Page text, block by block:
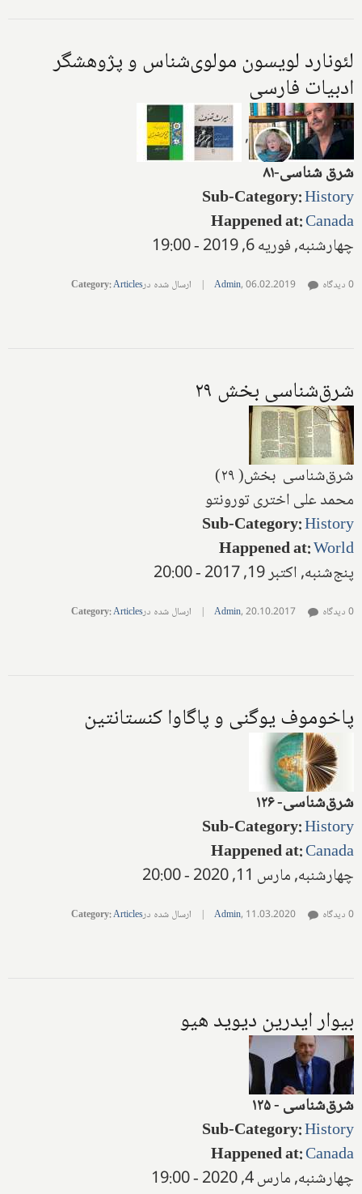
لئونارد لویسون مولوی‌شناس و پژوهشگر
ادبیات فارسی
,
شرق شناسی-۸۱
Sub-Category:History
Happened at:Canada
چهارشنبه, فوریه 6, 2019 - 19:00
Admin,06.02.2019
| ارسال شده در Category:Articles 0 دیدگاه
شرق‌شناسی بخش ۲۹
شرق‌شناسی بخش( ۲۹)
محمد علی اختری تورونتو
Sub-Category:History
Happened at:World
پنج‌شنبه, اکتبر 19, 2017 - 20:00
Admin,20.10.2017
| ارسال شده در Category:Articles 0 دیدگاه
پاخو‌موف‌ یوگنی و پاگاوا کنستانتین‌
شرق‌شناسی- ۱۲۶
Sub-Category:History
Happened at:Canada
چهارشنبه, مارس 11, 2020 - 20:00
Admin, 11.03.2020
| ارسال شده در Category:Articles 0 دیدگاه
بیوار ایدرین دیوید هیو
شرق‌شناسی - ۱۲۵
Sub-Category:History
Happened at:Canada
چهارشنبه, مارس 4, 2020 - 19:00